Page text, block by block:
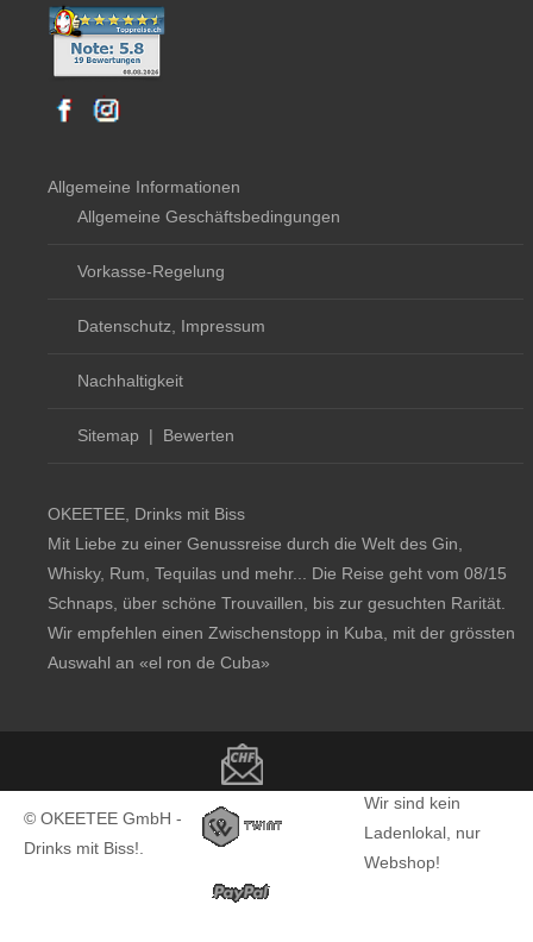
© OKEETEE GmbH -
Drinks mit Biss!.
Wir sind kein
Ladenlokal, nur
Webshop!
Allgemeine Informationen
Allgemeine Geschäftsbedingungen
Vorkasse-Regelung
Datenschutz, Impressum
Nachhaltigkeit
Sitemap | Bewerten
OKEETEE, Drinks mit Biss
Mit Liebe zu einer Genussreise durch die Welt des Gin,
Whisky, Rum, Tequilas und mehr... Die Reise geht vom 08/15
Schnaps, über schöne Trouvaillen, bis zur gesuchten Rarität.
Wir empfehlen einen Zwischenstopp in Kuba, mit der grössten
Auswahl an «el ron de Cuba»